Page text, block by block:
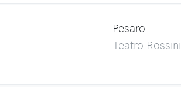
Pesaro
Teatro Rossini